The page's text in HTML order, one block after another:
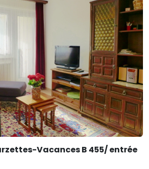
Vacances B 455/ entrée